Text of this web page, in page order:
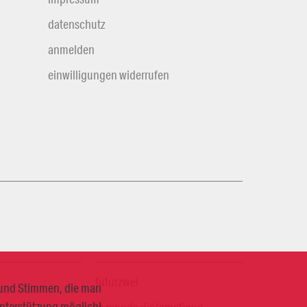
Stimmen, die man
datenschutz
anmelden
einwilligungen widerrufen